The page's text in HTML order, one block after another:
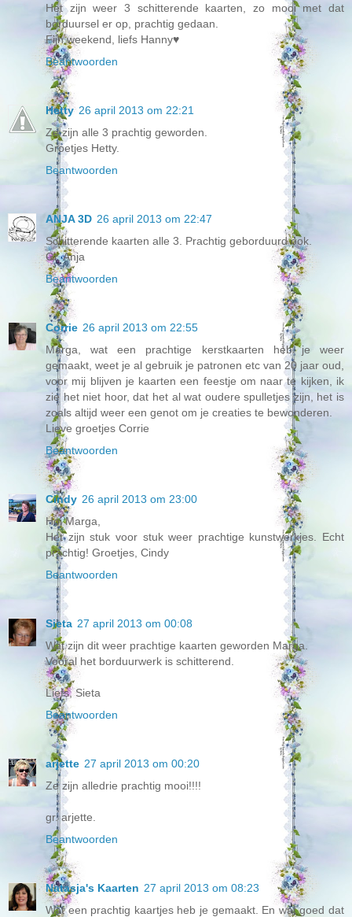
Het zijn weer 3 schitterende kaarten, zo mooi met dat
borduursel er op, prachtig gedaan.
Fijn weekend, liefs Hanny♥
Beantwoorden
Hetty 26 april 2013 om 22:21
Ze zijn alle 3 prachtig geworden.
Groetjes Hetty.
Beantwoorden
ANJA 3D 26 april 2013 om 22:47
Schitterende kaarten alle 3. Prachtig geborduurd ook.
Gr. Anja
Beantwoorden
Corrie 26 april 2013 om 22:55
Marga, wat een prachtige kerstkaarten heb je weer
gemaakt, weet je al gebruik je patronen etc van 20 jaar oud,
voor mij blijven je kaarten een feestje om naar te kijken, ik
zie het niet hoor, dat het al wat oudere spulletjes zijn, het is
zoals altijd weer een genot om je creaties te bewonderen.
Lieve groetjes Corrie
Beantwoorden
Cindy 26 april 2013 om 23:00
Hoi Marga,
Het zijn stuk voor stuk weer prachtige kunstwerkjes. Echt
prachtig! Groetjes, Cindy
Beantwoorden
Sieta 27 april 2013 om 00:08
Wat zijn dit weer prachtige kaarten geworden Marga.
Vooral het borduurwerk is schitterend.
Liefs, Sieta
Beantwoorden
arjette 27 april 2013 om 00:20
Ze zijn alledrie prachtig mooi!!!!
gr. arjette.
Beantwoorden
Natasja's Kaarten 27 april 2013 om 08:23
Wat een prachtig kaartjes heb je gemaakt. En wat goed dat